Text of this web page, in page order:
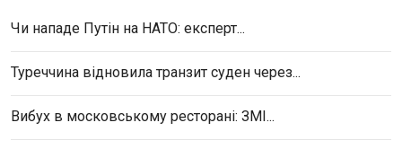
Чи нападе Путін на НАТО: експерт...
Туреччина відновила транзит суден через...
Вибух в московському ресторані: ЗМІ...